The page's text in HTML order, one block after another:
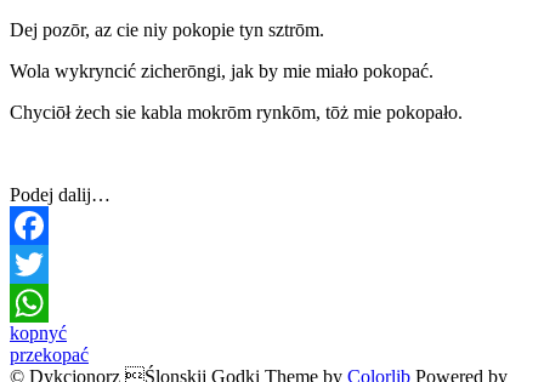
Dej pozōr, az cie niy pokopie tyn sztrōm.
Wola wykryncić zicherōngi, jak by mie miało pokopać.
Chyciōł żech sie kabla mokrōm rynkōm, tōż mie pokopało.
Podej dalij…
Facebook
Twitter
WhatsApp
Post
navigation
kopnyć
przekopać
© Dykcjonorz Ślonskij Godki Theme by Colorlib Powered by